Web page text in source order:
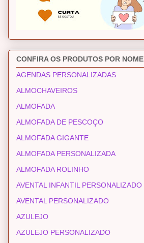
CONFIRA OS PRODUTOS POR NOME
AGENDAS PERSONALIZADAS
ALMOCHAVEIROS
ALMOFADA
ALMOFADA DE PESCOÇO
ALMOFADA GIGANTE
ALMOFADA PERSONALIZADA
ALMOFADA ROLINHO
AVENTAL INFANTIL PERSONALIZADO
AVENTAL PERSONALIZADO
AZULEJO
AZULEJO PERSONALIZADO